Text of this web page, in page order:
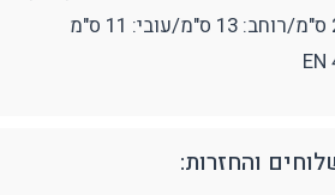
והחזרות: